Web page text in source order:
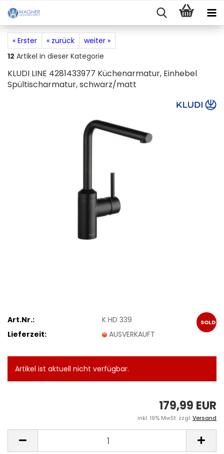
« Erster « zurück
weiter »
12 Artikel in dieser Kategorie
KLUDI LINE 4281433977 Küchenarmatur, Einhebel
Spültischarmatur, schwarz/matt
SOLD
Art.Nr.:
K HD 339
Lieferzeit:
AUSVERKAUFT
Artikel ist aktuell nicht verfügbar.
179,99 EUR
inkl. 19% MwSt. zzgl.Versand